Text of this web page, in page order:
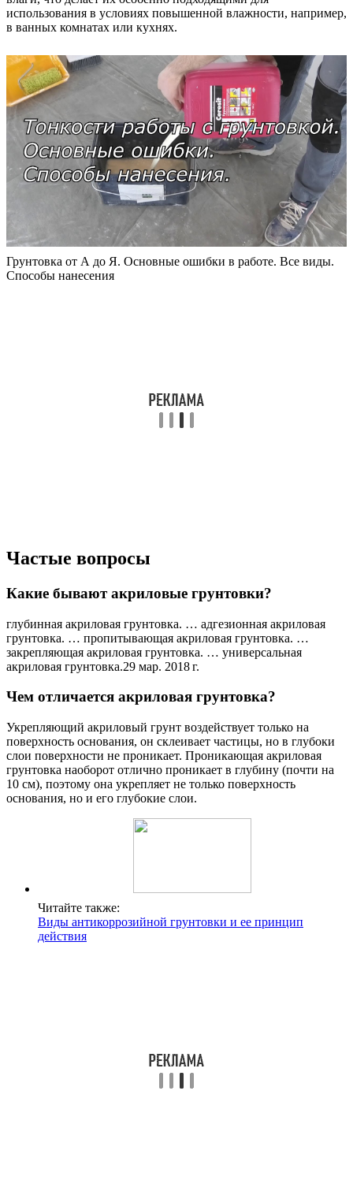
использования в условиях повышенной влажности, например,
в ванных комнатах или кухнях.
Грунтовка от А до Я. Основные ошибки в работе. Все виды.
Способы нанесения
Частые вопросы
Какие бывают акриловые грунтовки?
глубинная акриловая грунтовка. … адгезионная акриловая
грунтовка. … пропитывающая акриловая грунтовка. …
закрепляющая акриловая грунтовка. … универсальная
акриловая грунтовка.29 мар. 2018 г.
Чем отличается акриловая грунтовка?
Укрепляющий акриловый грунт воздействует только на
поверхность основания, он склеивает частицы, но в глубоки
слои поверхности не проникает. Проникающая акриловая
грунтовка наоборот отлично проникает в глубину (почти на
10 см), поэтому она укрепляет не только поверхность
основания, но и его глубокие слои.
Читайте также:
Виды антикоррозийной грунтовки и ее принцип
действия